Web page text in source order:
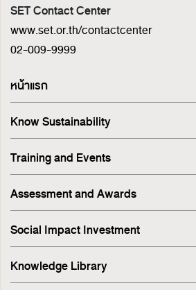
SET Contact Center
www.set.or.th/contactcenter
02-009-9999
หน้าแรก
Know Sustainability
Sustainability at A Glance
Principles and Guidelines
Corporate Governance
Sustainability Management Process
Stakeholder Engagement &
ESG Risk
Sustainable Supply Chain
Environment
Training and Events
Training
Events
Assessment and Awards
Corporate Governance Report (CGR)
SET ESG Ratings
FTSE Russell ESG Scores
ASEAN Corporate Governance
Sustainability Index
Social Impact Investment
Knowledge Library